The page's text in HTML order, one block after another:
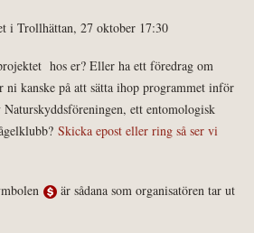
i Trollhättan, 27 oktober 17:30
hos er? Eller ha ett föredrag om
kanske på att sätta ihop programmet inför
ett entomologisk
Skicka epost eller ring så ser vi
är sådana som organisatören tar ut